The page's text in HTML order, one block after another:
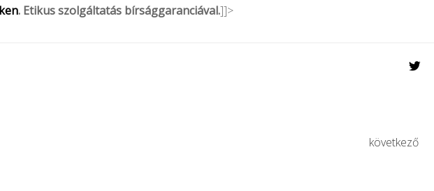
. Etikus szolgáltatás bírsággaranciával.]]>
következő